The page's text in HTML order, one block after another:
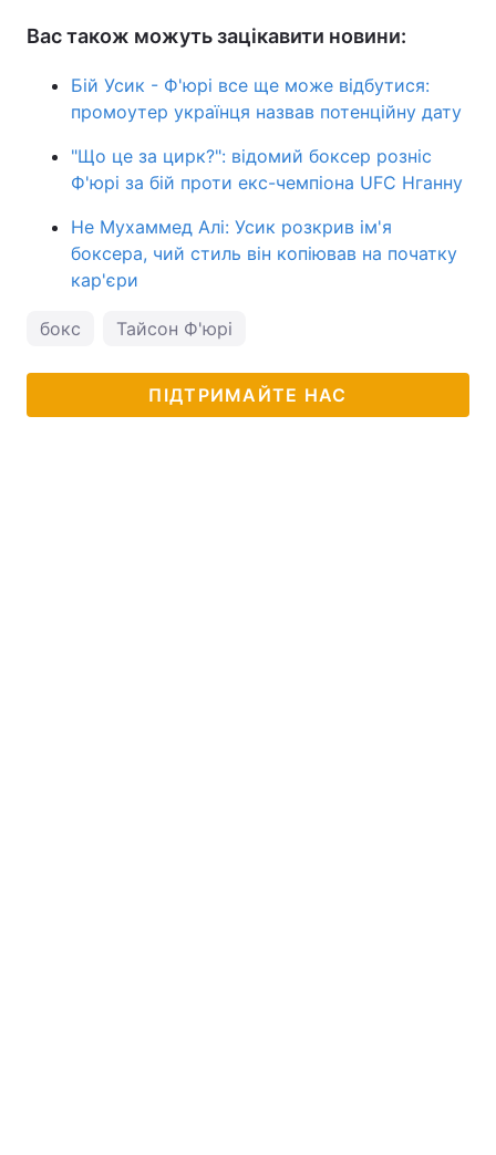
Вас також можуть зацікавити новини:
Бій Усик - Ф'юрі все ще може відбутися:
промоутер українця назвав потенційну дату
"Що це за цирк?": відомий боксер розніс
Ф'юрі за бій проти екс-чемпіона UFC Нганну
Не Мухаммед Алі: Усик розкрив ім'я
боксера, чий стиль він копіював на початку
кар'єри
бокс Тайсон Ф'юрі
ПІДТРИМАЙТЕ НАС